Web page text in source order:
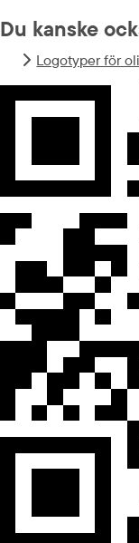
Du kanske
Logotyper för